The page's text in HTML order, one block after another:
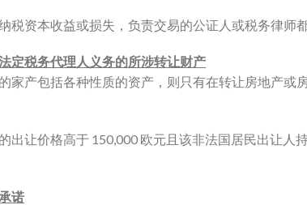
税资本收益或损失，负责交易的公证人或税务律师
定税务代理人义务的所涉转让财产
家产包括各种性质的资产，则只有在转让房地产或
出让价格高于 150,000 欧元且该非法国居民出让人
诺